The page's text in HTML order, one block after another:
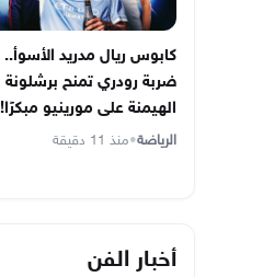
كابوس ريال مدريد الأسوأ..
ضربة رودري تمنح برشلونة
الهيمنة على مورينيو مبكرًا!
الرياضة•منذ 11 دقيقة
أخبار الفن